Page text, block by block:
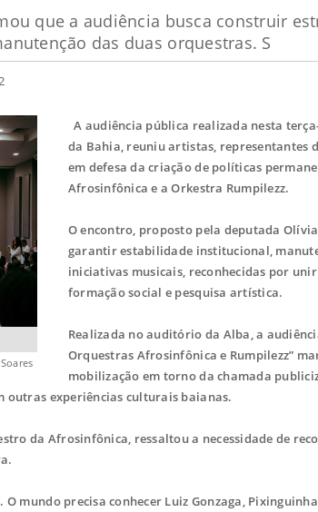
que a audiência busca construir
das duas orquestras. S
A audiência pública realizada nesta
da Bahia, reuniu artistas, representantes
em defesa da criação de políticas
Afrosinfônica e a Orkestra Rumpilezz.
O encontro, proposto pela deputada
garantir estabilidade institucional,
iniciativas musicais, reconhecidas por
formação social e pesquisa artística.
Realizada no auditório da Alba, a
Orquestras Afrosinfônica e Rumpilezz”
mobilização em torno da chamada
outras experiências culturais baianas.
da Afrosinfônica, ressaltou a necessidade de
mundo precisa conhecer Luiz Gonzaga,